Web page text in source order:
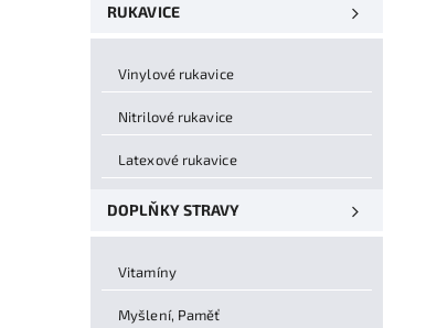
RUKAVICE
Vinylové rukavice
Nitrilové rukavice
Latexové rukavice
DOPLŇKY STRAVY
Vitamíny
Myšlení, Paměť